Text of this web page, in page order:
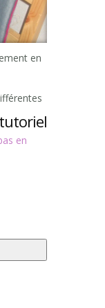
en
en